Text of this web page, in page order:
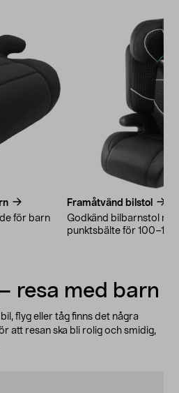
för barn
Framåtvänd bilstol
Godkänd bilbarnstol
punktsbälte för 100–150
resa med barn
flyg eller tåg finns det några
att resan ska bli rolig och smidig,